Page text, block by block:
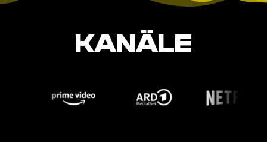
KANÄLE